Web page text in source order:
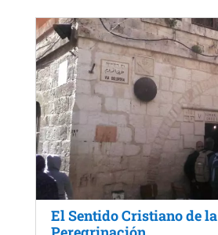
El Sentido Cristiano de la